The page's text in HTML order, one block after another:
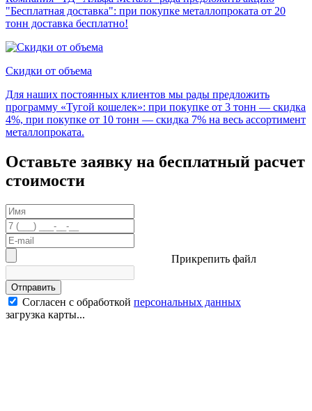
"Бесплатная доставка": при покупке металлопроката от 20
тонн доставка бесплатно!
Скидки от объема
Для наших постоянных клиентов мы рады предложить
программу «Тугой кошелек»: при покупке от 3 тонн — скидка
4%, при покупке от 10 тонн — скидка 7% на весь ассортимент
металлопроката.
Оставьте заявку на бесплатный расчет
стоимости
Прикрепить файл
Отправить
Согласен с обработкой персональных данных
загрузка карты...